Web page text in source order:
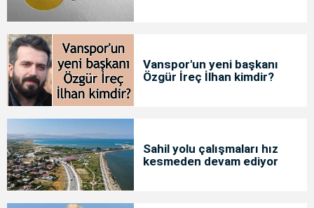
Vanspor'un yeni başkanı
Özgür İreç İlhan kimdir?
Sahil yolu çalışmaları hız
kesmeden devam ediyor